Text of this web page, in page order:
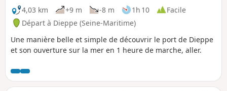
4,03 km
+9 m -8 m 1h 10
Facile
Départ à Dieppe (Seine-Maritime)
Une manière belle et simple de découvrir le port de Dieppe
et son ouverture sur la mer en 1 heure de marche, aller.